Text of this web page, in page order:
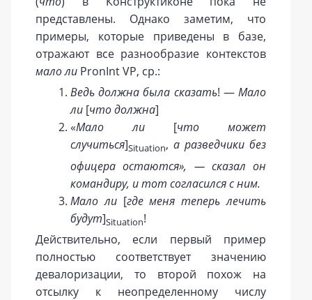
представлены. Однако заметим, что
примеры, которые приведены в базе,
отражают все разнообразие контекстов
мало ли PronInt VP, ср.:
Ведь должна была сказать! — Мало
ли [что должна]
«Мало ли [что может
случиться]Situation,а разведчики без
офицера остаются», — сказал он
командиру, и тот согласился с ним.
Мало ли[где меня теперь лечить
будут]Situation!
Действительно, если первый пример
полностью соответствует значению
девалоризации, то второй похож на
отсылку к неопределенному числу